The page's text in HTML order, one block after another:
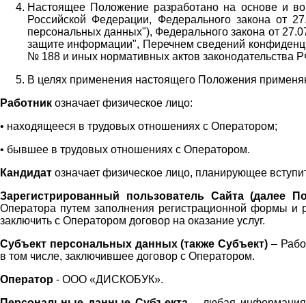
Настоящее Положение разработано на основе и во
Российской Федерации, Федерального закона
персональных данных"), Федерального закона от
защите информации", Перечнем сведений
№ 188 и иных нормативных актов законодательства
В целях применения настоящего Положения
Работник означает физическое лицо:
• находящееся в трудовых отношениях с Оператором;
• бывшее в трудовых отношениях с Оператором.
Кандидат означает физическое лицо, планирующее
Зарегистрированный пользователь Сайта (далее
Оператора путем заполнения регистрационной формы и
заключить с Оператором договор на оказание услуг.
Субъект персональных данных (также Субъект) –
в том числе, заключившее договор с Оператором.
Оператор - ООО «ДИСКОБУК».